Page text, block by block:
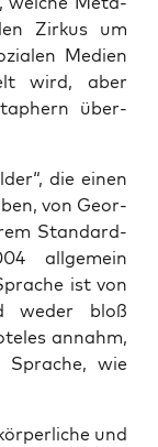
Zir­kus um
Medi­en
wird, aber
über­
die einen
von Geor­
Stan­dard­
all­ge­mein
ist von
weder bloß
annahm,
wie
und